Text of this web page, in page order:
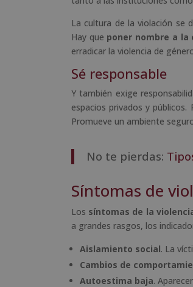
La cultura de la violación se
Hay que poner nombre a
erradicar la violencia de
Sé responsable
Y también exige
espacios privados y
Promueve un ambiente
No te pierdas:
Síntomas de
Los síntomas de la
a grandes rasgos, los
Aislamiento social. La
Cambios de
Autoestima baja.